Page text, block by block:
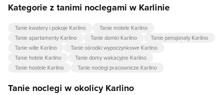
Kategorie z tanimi noclegami w Karlinie
Tanie kwatery i pokoje Karlino
Tanie motele Karlino
Tanie apartamenty Karlino
Tanie domki Karlino
Tanie pensjonaty Karlino
Tanie wille Karlino
Tanie ośrodki wypoczynkowe Karlino
Tanie hotele Karlino
Tanie domy wakacyjne Karlino
Tanie hostele Karlino
Tanie noclegi pracownicze Karlino
Tanie noclegi w okolicy Karlino